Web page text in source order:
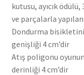
kutusu, ayıcık
ve parçalarla
Dondurma
genişliği 4 cm’dir
Atış poligonu
derinliği 4 cm’dir